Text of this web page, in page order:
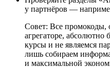
у партнёров —
Совет: Все промокоды,
агрегаторе,
курсы и не являемся
лишь собираем
и максимальной